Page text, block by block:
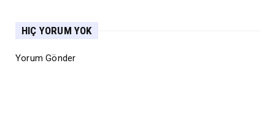
HIÇ YORUM YOK
Yorum Gönder